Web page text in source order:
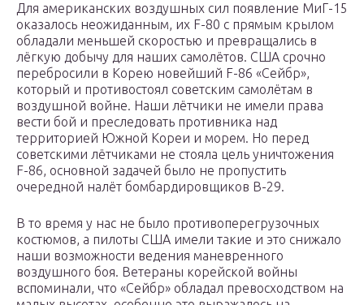
Для американских воздушных сил появление МиГ-15
оказалось неожиданным, их F-80 c прямым крылом
обладали меньшей скоростью и превращались в
лёгкую добычу для наших самолётов. США срочно
перебросили в Корею новейший F-86 «Сейбр»,
который и противостоял советским самолётам в
воздушной войне. Наши лётчики не имели права
вести бой и преследовать противника над
территорией Южной Кореи и морем. Но перед
советскими лётчиками не стояла цель уничтожения
F-86, основной задачей было не пропустить
очередной налёт бомбардировщиков В-29.
В то время у нас не было противоперегрузочных
костюмов, а пилоты США имели такие и это снижало
наши возможности ведения маневренного
воздушного боя. Ветераны корейской войны
вспоминали, что «Сейбр» обладал превосходством на